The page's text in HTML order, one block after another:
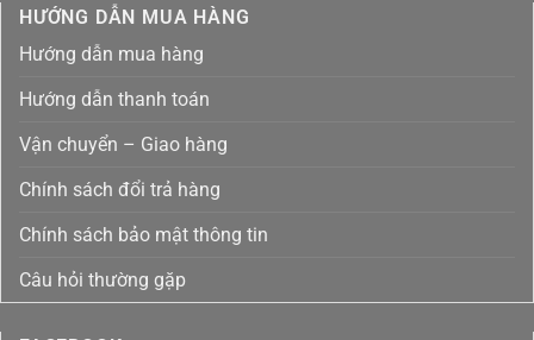
&
Lượng
Giải
Nước
Sạch
Diện
Tại
Nam
Tan
Trong
ở
Khử
Trùng
Ozone
HƯỚNG DẪN MUA HÀNG
Hướng dẫn mua hàng
Hướng dẫn thanh toán
Vận chuyển – Giao hàng
Chính sách đổi trả hàng
Chính sách bảo mật thông tin
Câu hỏi thường gặp